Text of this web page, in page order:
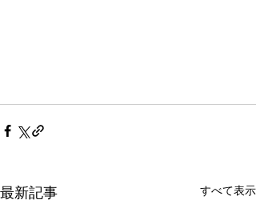
最新記事 すべて表示